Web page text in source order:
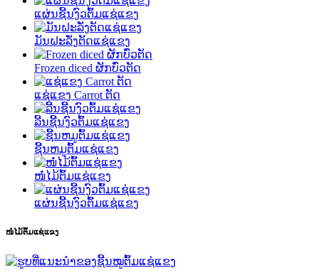
ແຜ່ນຊີ້ນງົວຕົ້ມແຊ່ແຂງ
ມັນຝະລັ່ງຕັດແຊ່ແຂງ
Frozen diced ຜັກບົ່ວຕັດ
ແຊ່ແຂງ Carrot ຕັດ
ລີ້ນຊີ້ນງົວຕົ້ມແຊ່ແຂງ
ຊີ້ນຫມູຕົ້ມແຊ່ແຂງ
ໜໍ່ໄມ້ຕົ້ມແຊ່ແຂງ
ແຜ່ນຊີ້ນງົວຕົ້ມແຊ່ແຂງ
ໜໍ່ໄມ້ຕົ້ມແຊ່ແຂງ